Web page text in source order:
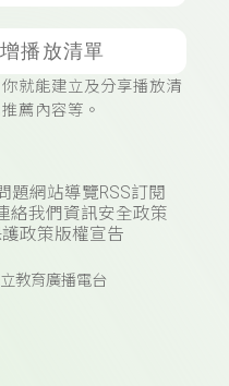
播放清單
就能建立及分享播放清
薦內容等。
題網站導覽RSS訂閱
絡我們 資訊安全政策
政策版權宣告
教育廣播電台